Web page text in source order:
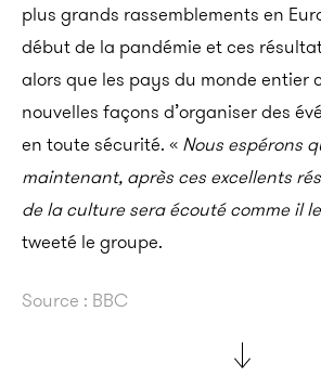
plus grands rassemblements en
début de la pandémie et ces
alors que les pays du monde entier
nouvelles façons d’organiser des
en toute sécurité. « Nous espérons
maintenant, après ces excellents
de la culture sera écouté comme il
tweeté le groupe.
Source : BBC